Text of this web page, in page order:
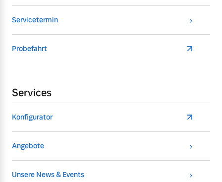
Servicetermin
Probefahrt
Services
Konfigurator
Angebote
Unsere News & Events